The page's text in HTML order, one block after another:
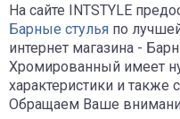
На сайте INTSTYLE
Барные стулья по
интернет магазина -
Хромированный имеет
характеристики и также
Обращаем Ваше